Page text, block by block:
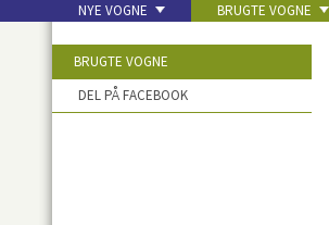
NYE VOGNE BRUGTE VOGNE
BRUGTE VOGNE
DEL PÅ FACEBOOK